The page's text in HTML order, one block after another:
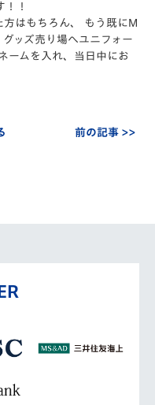
！
はもちろん、 もう既にM
ッズ売り場へユニフォー
ームを入れ、当日中にお
前の記事 >>